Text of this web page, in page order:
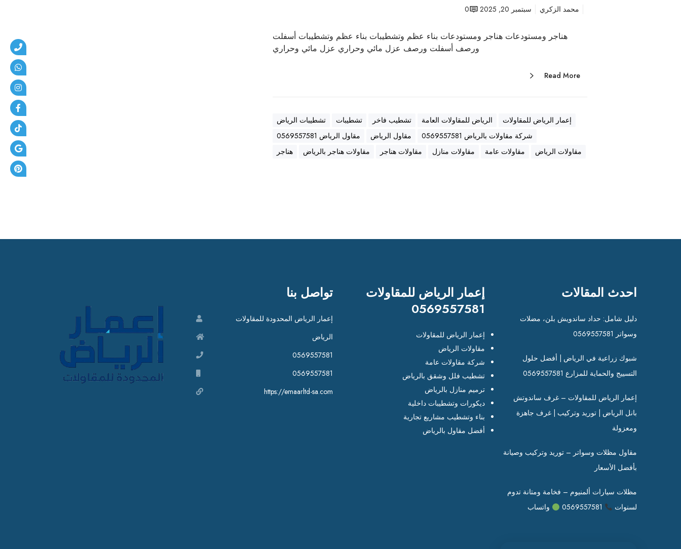
ا
محمد الزكري سبتمبر 20, 2025 0
هناجر ومستودعات هناجر ومستودعات بناء عظم وتشطيبات بناء عظم وتشطيبات أسفلت
ورصف أسفلت ورصف عزل مائي وحراري عزل مائي وحراري
Read More
إعمار الرياض للمقاولات الرياض للمقاولات العامة تشطيب فاخر تشطيبات
تشطيبات الرياض
شركة مقاولات بالرياض 0569557581
مقاول الرياض
مقاول الرياض 0569557581
مقاولات الرياض
مقاولات عامة مقاولات منازل مقاولات هناجر مقاولات هناجر بالرياض هناجر
احدث المقالات
دليل شامل: حداد ساندويش بلن، مضلات
وسواتر 0569557581
شبوك زراعية في الرياض | أفضل حلول
التسييج والحماية للمزارع 0569557581
إعمار الرياض للمقاولات – غرف ساندوتش
بانل الرياض | توريد وتركيب | غرف جاهزة
ومعزولة
مقاول مظلات وسواتر – توريد وتركيب وصيانة
بأفضل الأسعار
مظلات سيارات ألمنيوم – فخامة ومتانة تدوم
لسنوات
واتساب
إعمار الرياض للمقاولات
0569557581
إعمار الرياض للمقاولات
مقاولات الرياض
شركة مقاولات عامة
تشطيب فلل وشقق بالرياض
ترميم منازل بالرياض
ديكورات وتشطيبات داخلية
بناء وتشطيب مشاريع تجارية
أفضل مقاول بالرياض
تواصل بنا
إعمار الرياض المحدودة للمقاولات
الرياض
0569557581
0569557581
https://emaarltd-sa.com